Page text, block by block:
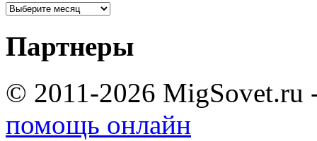
Партнеры
© 2011-2026 MigSovet.ru
помощь онлайн